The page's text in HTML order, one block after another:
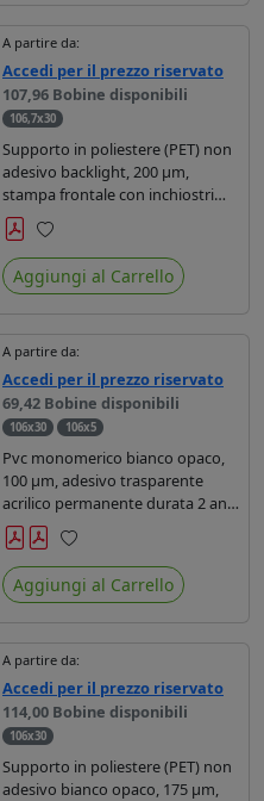
A partire da:
Accedi per il prezzo riservato
107,96 Bobine disponibili
106,7x30
Supporto in poliestere (PET) non
adesivo backlight, 200 µm,
stampa frontale con inchiostri
base acqua. Disponibile in anima
da 2'' o 3''.
Preferiti
Aggiungi al Carrello
A partire da:
Accedi per il prezzo riservato
69,42 Bobine disponibili
106x30 106x5
Pvc monomerico bianco opaco,
100 µm, adesivo trasparente
acrilico permanente durata 2 anni,
liner in carta kraft monosiliconata
da 140gr. per stampe con
inchiostri base acqua.
Preferiti
Aggiungi al Carrello
A partire da:
Accedi per il prezzo riservato
114,00 Bobine disponibili
106x30
Supporto in poliestere (PET) non
adesivo bianco opaco, 175 µm,